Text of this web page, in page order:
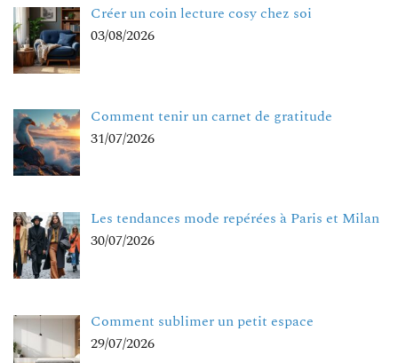
Créer un coin lecture cosy chez soi
03/08/2026
Comment tenir un carnet de gratitude
31/07/2026
Les tendances mode repérées à Paris et Milan
30/07/2026
Comment sublimer un petit espace
29/07/2026